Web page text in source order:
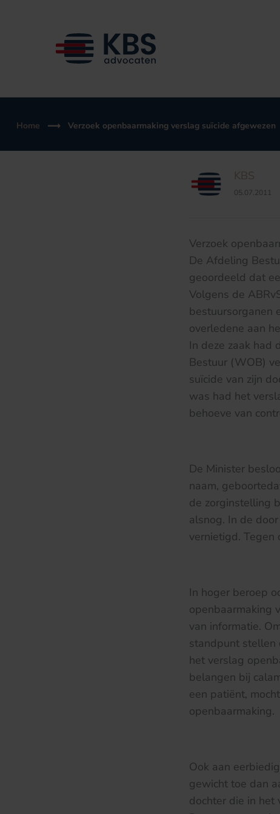
Home Verzoek openbaarmaking verslag suïcide afgewezen
KBS
05.07.2011
Verzoek
De Afdeling
geoordeeld dat
Volgens de
bestuursorganen
overledene aan
In deze zaak had
Bestuur (WOB)
suïcide van zijn
was had het
behoeve van
De Minister
naam,
de zorginstelling
alsnog. In de
vernietigd.
In hoger beroep
openbaarmaking
van informatie.
standpunt stellen
het verslag
belangen bij
een patiënt,
openbaarmaking.
Ook aan
gewicht toe dan
dochter die in het